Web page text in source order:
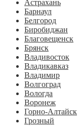
Астрахань
Барнаул
Белгород
Биробиджан
Благовещенск
Брянск
Владивосток
Владикавказ
Владимир
Волгоград
Вологда
Воронеж
Горно-Алтайск
Грозный